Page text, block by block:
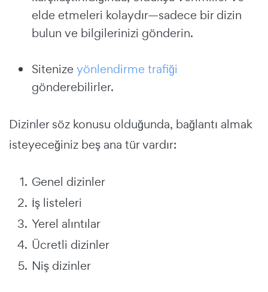
elde etmeleri kolaydır—sadece bir dizin
bulun ve bilgilerinizi gönderin.
Sitenize yönlendirme trafiği
gönderebilirler.
Dizinler söz konusu olduğunda, bağlantı almak
isteyeceğiniz beş ana tür vardır:
Genel dizinler
İş listeleri
Yerel alıntılar
Ücretli dizinler
Niş dizinler